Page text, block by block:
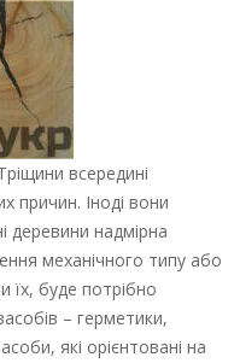
всередині
причин. Іноді вони
деревини надмірна
механічного типу або
їх, буде потрібно
– герметики,
які орієнтовані на